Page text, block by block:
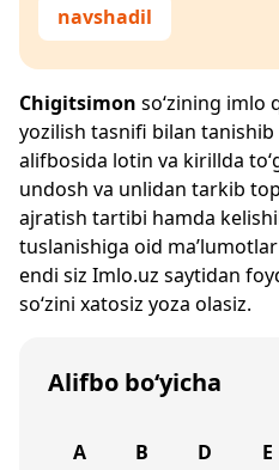
navshadil
Chigitsimon so‘zining imlo
yozilish tasnifi bilan tanishib
alifbosida lotin va kirillda
undosh va unlidan tarkib
ajratish tartibi hamda
tuslanishiga oid
endi siz Imlo.uz saytidan
so‘zini xatosiz yoza olasiz.
Alifbo bo‘yicha
A B D E